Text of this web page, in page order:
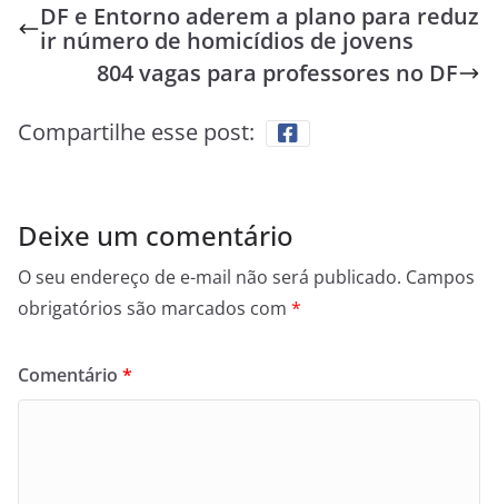
DF e Entorno aderem a plano para reduz
ir número de homicídios de jovens
804 vagas para professores no DF
Compartilhe esse post:
Deixe um comentário
O seu endereço de e-mail não será publicado. Campos
obrigatórios são marcados com *
Comentário *